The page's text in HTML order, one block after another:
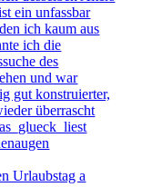
Urlaubstag a